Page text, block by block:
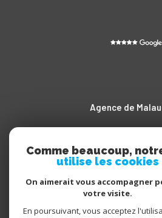
Agence de
Cours des
Comme beaucoup,
utilise les cookies
On aimerait vous accompagner
votre visite.
En poursuivant, vous acceptez